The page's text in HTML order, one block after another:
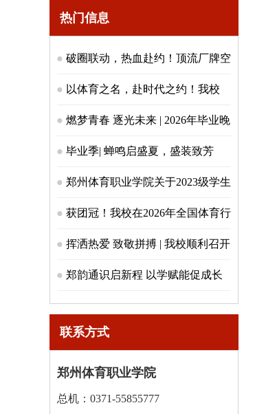
热门信息
破圈联动，热血赴约！顶流厂牌空
降郑体，燃动青春篮魂！
以体育之名，赴时代之约！我校
2026 届毕业典礼圆满落幕！
燃梦青春 逐光未来 | 2026年毕业晚
会盛大落幕
毕业季| 蝉鸣启盛夏，盛装致芳
华！郑体少年，逐梦启航！
郑州体育职业学院关于2023级学生
教材费使用情况的公示
获团冠！我校在2026年全国体育行
业职业技能大赛河南省选拔赛中大
放异彩
挥洒热爱 致敬拼搏 | 我校顺利召开
“奋进杯” 球类运动会表彰大会！
郑韵通识启新程 以学赋能促成长
联系方式
郑州体育职业学院
总机：0371-55855777